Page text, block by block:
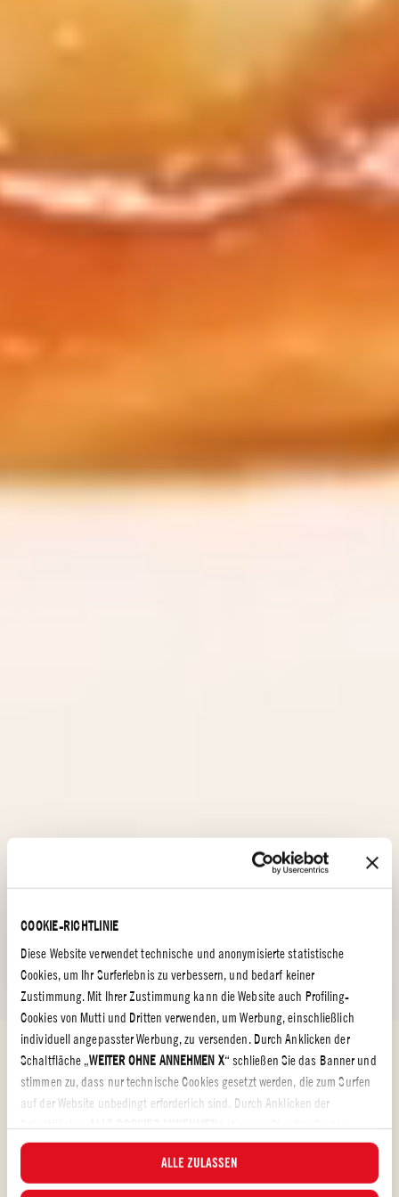
COOKIE-RICHTLINIE
Diese Website verwendet technische und anonymisierte statistische
Cookies, um Ihr Surferlebnis zu verbessern, und bedarf keiner
Zustimmung. Mit Ihrer Zustimmung kann die Website auch Profiling-
Cookies von Mutti und Dritten verwenden, um Werbung, einschließlich
individuell angepasster Werbung, zu versenden. Durch Anklicken der
Schaltfläche „WEITER OHNE ANNEHMEN X“ schließen Sie das Banner und
stimmen zu, dass nur technische Cookies gesetzt werden, die zum Surfen
auf der Website unbedingt erforderlich sind. Durch Anklicken der
Kategorien zu, einschließlich Analyse- und Profiling-Cookies. Durch Klick
ALLE COOKIES ABLEHNEN
Cookies und anonymisierte statistische Cookies angenommen.In diesem
ALLE ZULASSEN
Leckere Tomatenrezepte
LECKERE TOMATENREZEPTE
Es ist Zeit zu kochen!
Verwenden Sie hochwertige Rohstoffe und Tomatenprodukte, die sich durch
den Geschmack frisch gepflückter Sommertomaten auszeichnen. So entsteht